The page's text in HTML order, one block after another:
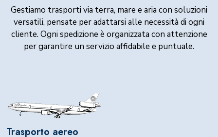
Gestiamo trasporti via terra, mare e aria con soluzioni
versatili, pensate per adattarsi alle necessità di ogni
cliente. Ogni spedizione è organizzata con attenzione
per garantire un servizio affidabile e puntuale.
Trasporto aereo